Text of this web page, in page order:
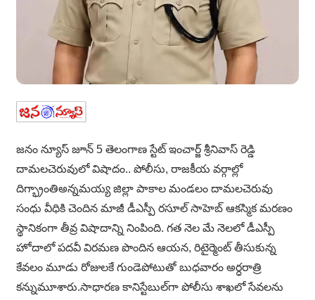
జనం న్యూస్ జూన్ 5 తెలంగాణ స్టేట్ ఇంచార్జ్ శ్రీనివాస్ రెడ్డి
దామలచెరువులో విషాదం.. పోలీసు, రాజకీయ వర్గాల్లో
దిగ్భ్రాంతిఅన్నమయ్య జిల్లా పాకాల మండలం దామలచెరువు
సంధు వీధికి చెందిన మాజీ డీఎస్పీ రసూల్ సాహెబ్ ఆకస్మిక మరణం
స్థానికంగా తీవ్ర విషాదాన్ని నింపింది. గత నెల మే నెలలో డీఎస్పీ
హోదాలో పదవీ విరమణ పొందిన ఆయన, రిటైర్మెంట్ తీసుకున్న
కేవలం మూడు రోజులకే గుండెపోటుతో బుధవారం అర్ధరాత్రి
కన్నుమూశారు.సాధారణ కానిస్టేబుల్‌గా పోలీసు శాఖలో సేవలను